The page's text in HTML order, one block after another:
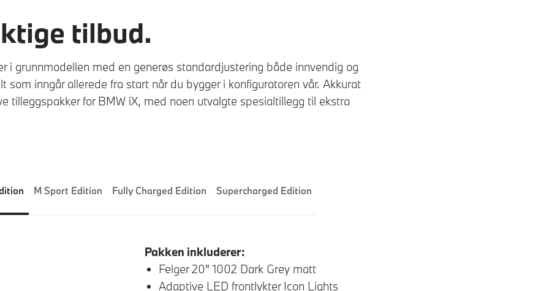
tilbud.
i grunnmodellen med en generøs standardjustering både innvendig og
som inngår allerede fra start når du bygger i konfiguratoren vår. Akkurat
tilleggspakker for BMW iX, med noen utvalgte spesialtillegg til ekstra
M Sport Edition Fully Charged Edition Supercharged Edition
Pakken inkluderer:
Felger 20" 1002 Dark Grey matt
Adaptive LED frontlykter Icon Lights